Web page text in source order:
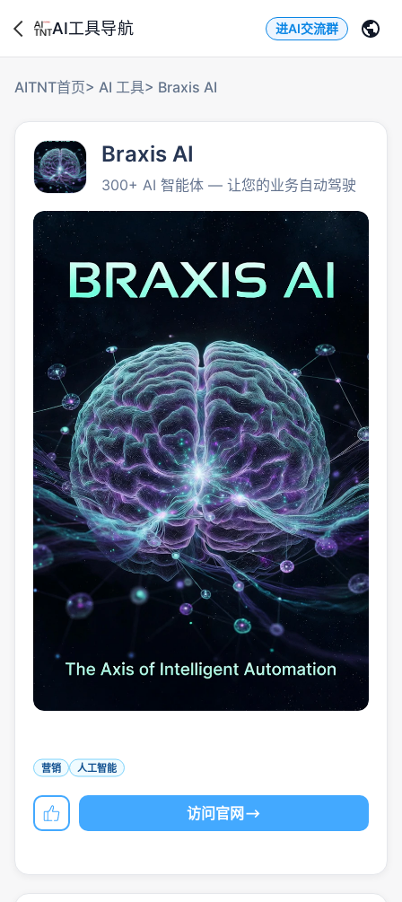
AI工具导航 进AI交流群
AITNT首页> AI 工具> Braxis AI
Braxis AI
300+ AI 智能体 — 让您的业务自动驾驶
营销 人工智能
访问官网